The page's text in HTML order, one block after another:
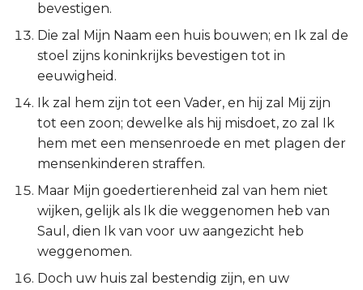
bevestigen.
Die zal Mijn Naam een huis bouwen; en Ik zal de
stoel zijns koninkrijks bevestigen tot in
eeuwigheid.
Ik zal hem zijn tot een Vader, en hij zal Mij zijn
tot een zoon; dewelke als hij misdoet, zo zal Ik
hem met een mensenroede en met plagen der
mensenkinderen straffen.
Maar Mijn goedertierenheid zal van hem niet
wijken, gelijk als Ik die weggenomen heb van
Saul, dien Ik van voor uw aangezicht heb
weggenomen.
Doch uw huis zal bestendig zijn, en uw